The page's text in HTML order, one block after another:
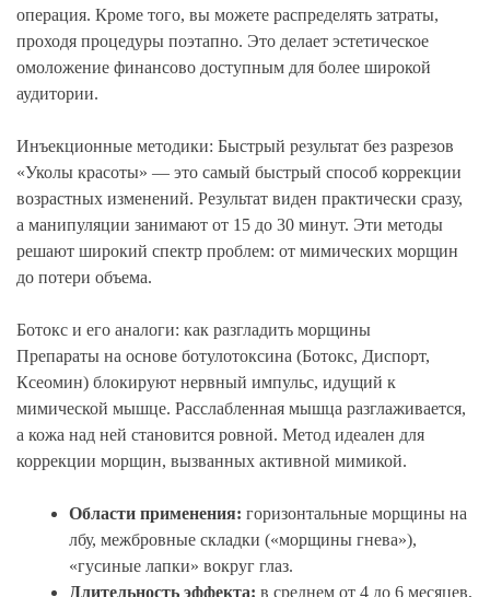
операция. Кроме того, вы можете распределять затраты,
проходя процедуры поэтапно. Это делает эстетическое
омоложение финансово доступным для более широкой
аудитории.
Инъекционные методики: Быстрый результат без разрезов
«Уколы красоты» — это самый быстрый способ коррекции
возрастных изменений. Результат виден практически сразу,
а манипуляции занимают от 15 до 30 минут. Эти методы
решают широкий спектр проблем: от мимических морщин
до потери объема.
Ботокс и его аналоги: как разгладить морщины
Препараты на основе ботулотоксина (Ботокс, Диспорт,
Ксеомин) блокируют нервный импульс, идущий к
мимической мышце. Расслабленная мышца разглаживается,
а кожа над ней становится ровной. Метод идеален для
коррекции морщин, вызванных активной мимикой.
Области применения: горизонтальные морщины на
лбу, межбровные складки («морщины гнева»),
«гусиные лапки» вокруг глаз.
Длительность эффекта: в среднем от 4 до 6 месяцев,